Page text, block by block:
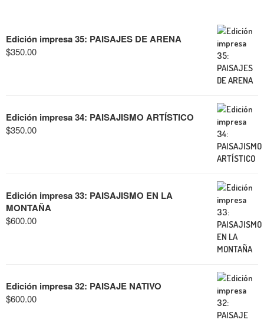
Edición impresa 35: PAISAJES DE ARENA
$350.00
Edición impresa 34: PAISAJISMO ARTÍSTICO
$350.00
Edición impresa 33: PAISAJISMO EN LA
MONTAÑA
$600.00
Edición impresa 32: PAISAJE NATIVO
$600.00